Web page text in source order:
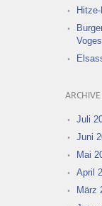
ARCHIVE
Juli
Juni
Mai
April
März